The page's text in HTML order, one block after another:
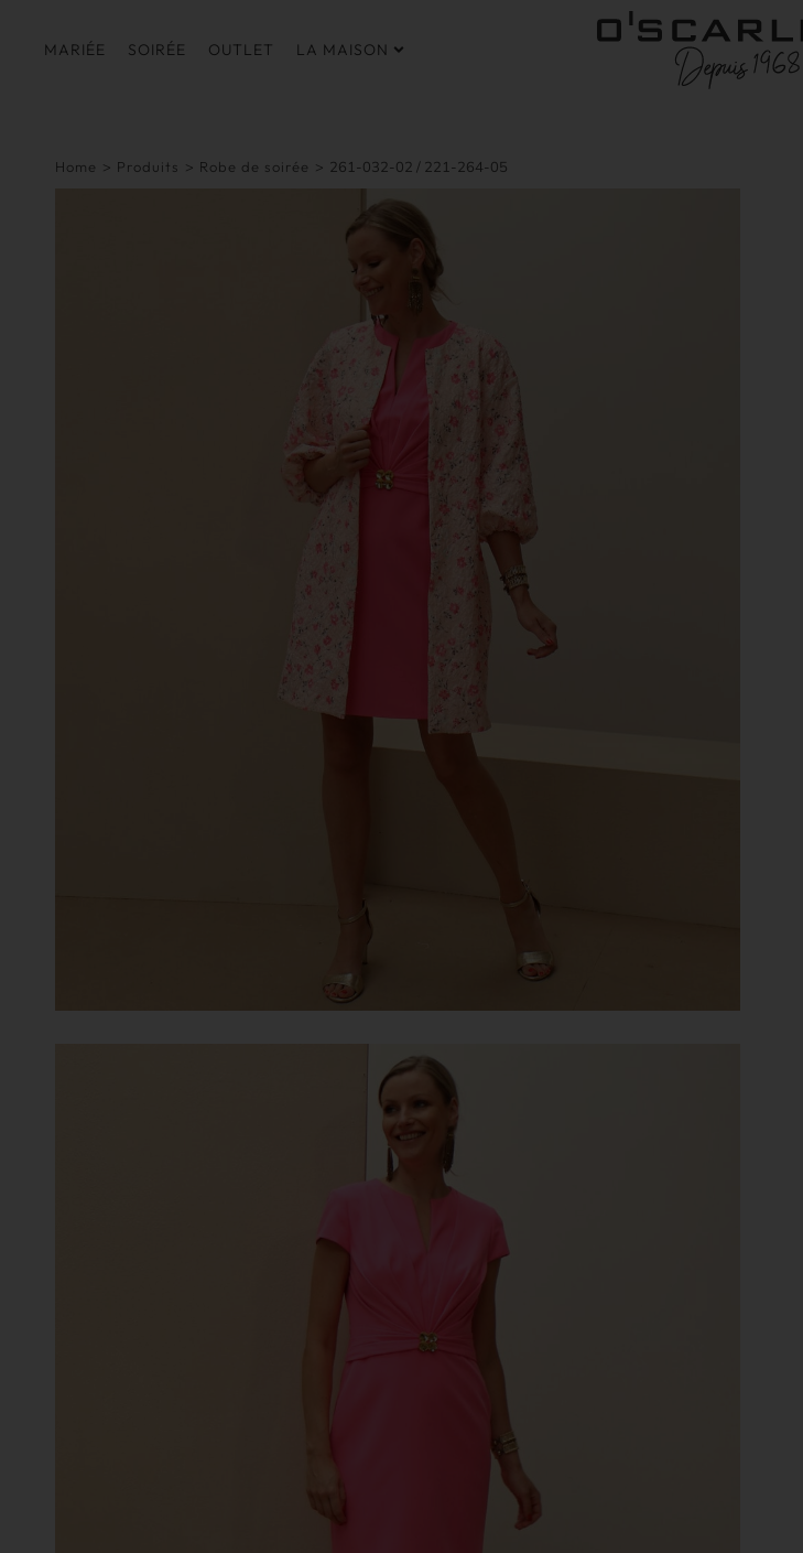
MARIÉE SOIRÉE OUTLET LA MAISON
Home > Produits > Robe de soirée > 261-032-02 / 221-264-05